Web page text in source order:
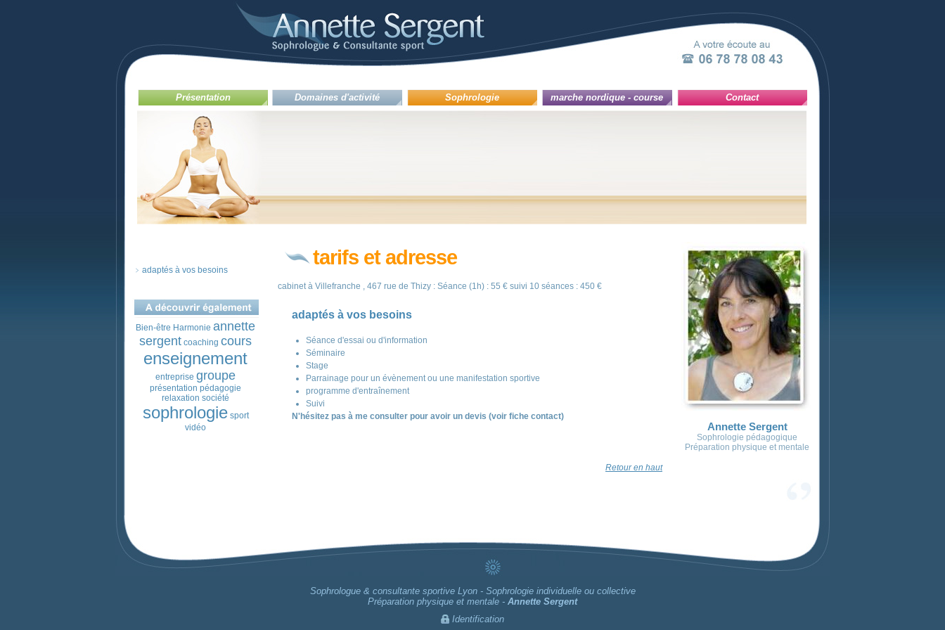
Présentation Domaines d'activité Sophrologie marche nordique - course Contact
adaptés à vos besoins
Bien-être Harmonie annette
sergent coaching cours
enseignement
entreprise groupe
présentation pédagogie
relaxation société
sophrologie sport
vidéo
tarifs et adresse
cabinet à Villefranche , 467 rue de Thizy : Séance (1h) : 55 € suivi 10 séances : 450 €
adaptés à vos besoins
Séance d'essai ou d'information
Séminaire
Stage
Parrainage pour un évènement ou une manifestation sportive
programme d'entraînement
Suivi
N'hésitez pas à me consulter pour avoir un devis (voir fiche contact)
Retour en haut
Annette Sergent
Sophrologie pédagogique
Préparation physique et mentale
Sophrologue & consultante sportive Lyon - Sophrologie individuelle ou collective
Préparation physique et mentale - Annette Sergent
Identification